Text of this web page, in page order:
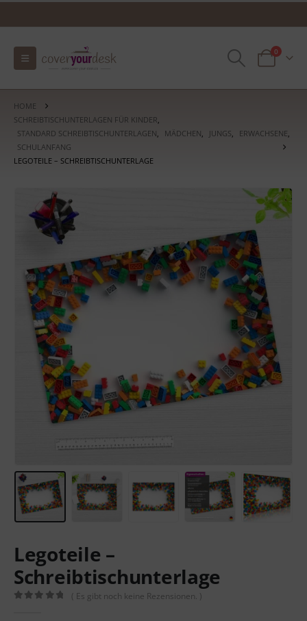
0
HOME
SCHREIBTISCHUNTERLAGEN FÜR KINDER,
STANDARD SCHREIBTISCHUNTERLAGEN, MÄDCHEN, JUNGS, ERWACHSENE,
SCHULANFANG
LEGOTEILE – SCHREIBTISCHUNTERLAGE
Legoteile –
Schreibtischunterlage
( Es gibt noch keine Rezensionen. )